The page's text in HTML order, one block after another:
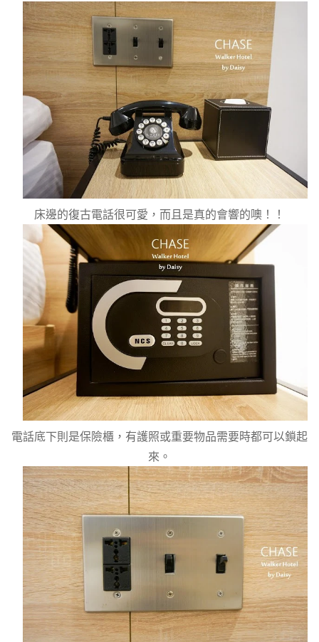
床邊的復古電話很可愛，而且是真的會響的噢！！
電話底下則是保險櫃，有護照或重要物品需要時都可以鎖起
來。